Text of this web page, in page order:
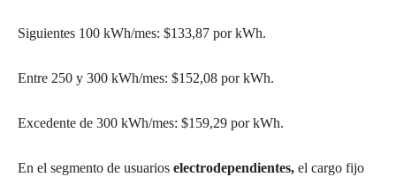
Siguientes 100 kWh/mes: $133,87 por kWh.
Entre 250 y 300 kWh/mes: $152,08 por kWh.
Excedente de 300 kWh/mes: $159,29 por kWh.
En el segmento de usuarios electrodependientes, el cargo fijo